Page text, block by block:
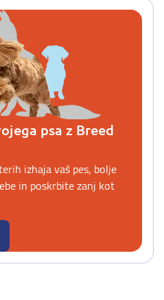
psa z Breed
izhaja vaš pes, bolje
in poskrbite zanj kot